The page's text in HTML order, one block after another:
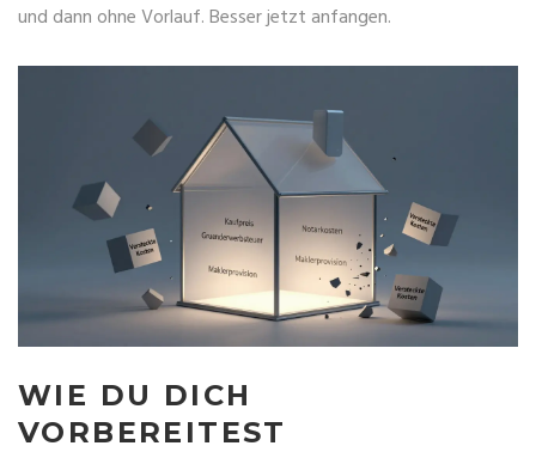
und dann ohne Vorlauf. Besser jetzt anfangen.
WIE DU DICH
VORBEREITEST